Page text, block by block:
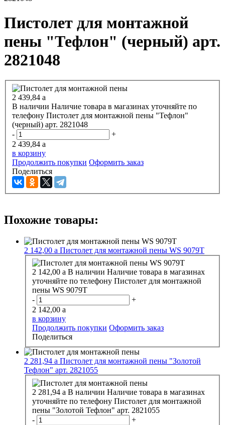
Пистолет для монтажной
пены "Тефлон" (черный) арт.
2821048
2 439,84 a
В наличии Наличие товара в магазинах уточняйте по
телефону Пистолет для монтажной пены "Тефлон"
(черный) арт. 2821048
-
+
2 439,84 a
в корзину
Продолжить покупки Оформить заказ
Поделиться
Похожие товары:
2 142,00 a Пистолет для монтажной пены WS 9079Т
2 142,00 a В наличии Наличие товара в магазинах
уточняйте по телефону Пистолет для монтажной
пены WS 9079Т
-
+
2 142,00 a
в корзину
Продолжить покупки Оформить заказ
Поделиться
2 281,94 a Пистолет для монтажной пены "Золотой
Тефлон" арт. 2821055
2 281,94 a В наличии Наличие товара в магазинах
уточняйте по телефону Пистолет для монтажной
пены "Золотой Тефлон" арт. 2821055
-
+